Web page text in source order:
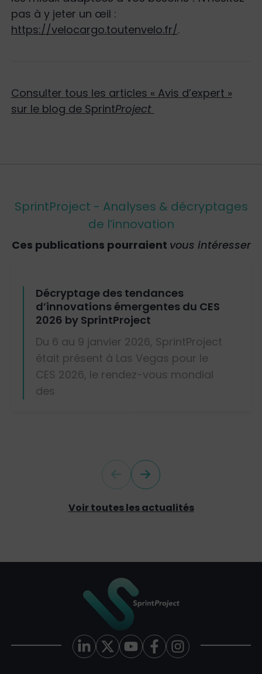
pas à y jeter un œil :
https://velocargo.toutenvelo.fr/.
Consulter tous les articles « Avis d’expert »
sur le blog de SprintProject
SprintProject - Analyses & décryptages
de l’innovation
Ces publications pourraient vous intéresser
Décryptage des tendances
d’innovations émergentes du CES
2026 by SprintProject
Du 6 au 9 janvier 2026, SprintProject
était présent à Las Vegas pour le
CES 2026, le rendez-vous mondial
des
Voir toutes les actualités